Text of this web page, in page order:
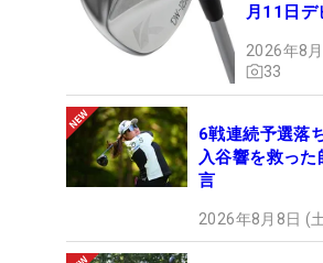
月11日デ
2026年8
33
6戦連続予選落
入谷響を救っ
言
2026年8月8日 (